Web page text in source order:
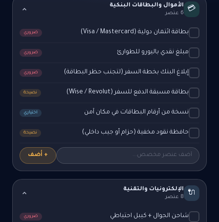
💳
الأموال والبطاقات البنكية
6 عنصر
بطاقة ائتمان دولية (Visa / Mastercard) ضروري
مبلغ نقدي باليورو للطوارئ ضروري
إبلاغ البنك بخطة السفر (لتجنب حظر البطاقة) ضروري
بطاقة مسبقة الدفع للسفر (Wise / Revolut) نصيحة
نسخة من أرقام البطاقات في مكان آمن اختياري
حافظة نقود مخفية (حزام أو جيب داخلي) نصيحة
+ أضف
🔌
الإلكترونيات والتقنية
8 عنصر
شاحن الجوال + كيبل احتياطي ضروري